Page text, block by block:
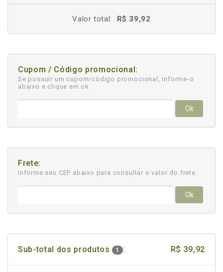
Valor total: R$ 39,92
Cupom / Código promocional:
Se possuir um cupom/código promocional, informe-o
abaixo e clique em ok
Ok
Frete:
Informe seu CEP abaixo para consultar o valor do frete.
Ok
Sub-total dos produtos 1 : R$ 39,92